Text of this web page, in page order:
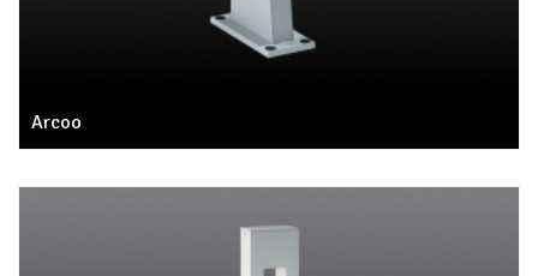
Arcoo